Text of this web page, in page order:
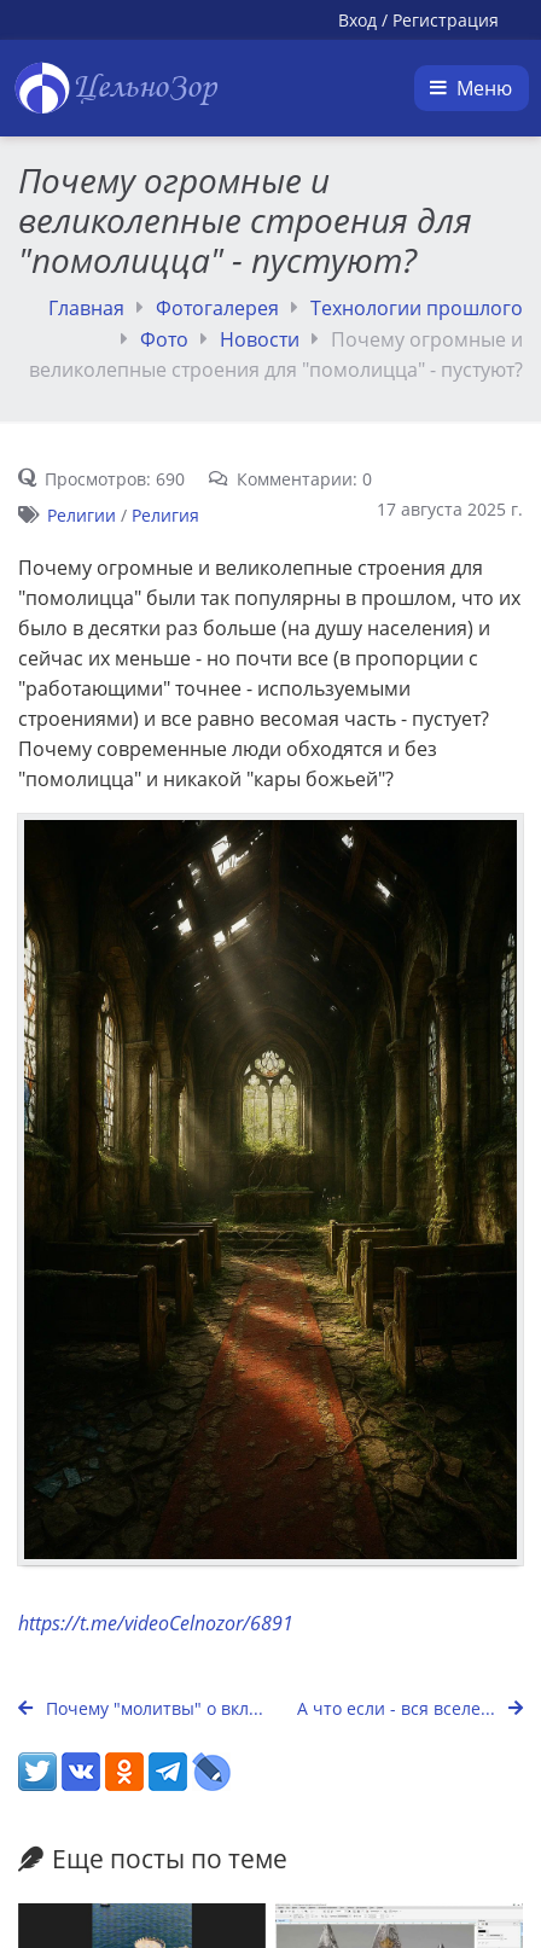
Вход / Регистрация
ЦельноЗор Меню
Почему огромные и
великолепные строения для
"помолицца" - пустуют?
Главная Фотогалерея
Технологии прошлого
Фото
Новости
Почему огромные и
великолепные строения для "помолицца" - пустуют?
Просмотров: 690
Комментарии: 0
17 августа 2025 г.
Религии / Религия
Почему огромные и великолепные строения для
"помолицца" были так популярны в прошлом, что их
было в десятки раз больше (на душу населения) и
сейчас их меньше - но почти все (в пропорции с
"работающими" точнее - используемыми
строениями) и все равно весомая часть - пустует?
Почему современные люди обходятся и без
"помолицца" и никакой "кары божьей"?
https://t.me/videoCelnozor/6891
Почему "молитвы" о вкл... А что если - вся вселе...
Еще посты по теме